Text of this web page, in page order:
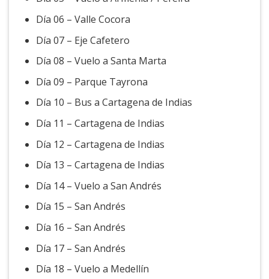
Día 06 – Valle Cocora
Día 07 – Eje Cafetero
Día 08 – Vuelo a Santa Marta
Día 09 – Parque Tayrona
Día 10 – Bus a Cartagena de Indias
Día 11 – Cartagena de Indias
Día 12 – Cartagena de Indias
Día 13 – Cartagena de Indias
Día 14 – Vuelo a San Andrés
Día 15 – San Andrés
Día 16 – San Andrés
Día 17 – San Andrés
Día 18 – Vuelo a Medellín